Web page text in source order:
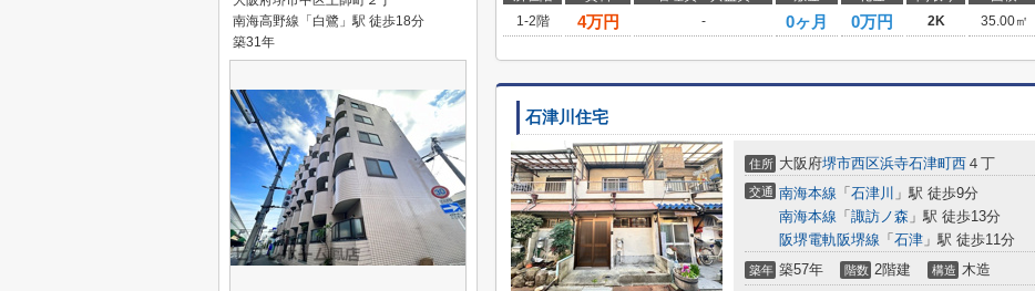
1-2階
4万円 - 0ヶ月 0万円 2K 35.00㎡
石津川住宅
住所 大阪府堺市西区浜寺石津町西 ４丁
交通 南海本線 「 石津川 」駅 徒歩9分
南海本線 「 諏訪ノ森 」駅 徒歩13分
阪堺電軌阪堺線 「 石津 」駅 徒歩11分
築年 築57年 階数 2階建 構造 木造
南海高野線「白鷺」駅 徒歩18分
築31年